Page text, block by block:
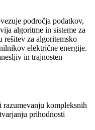
področja podatkov,
algoritme in sisteme za
rešitev za algoritemsko
električne energije.
in trajnosten
kompleksnih
prihodnosti